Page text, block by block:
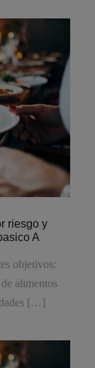
riesgo y
A
objetivos:
alimentos
[…]